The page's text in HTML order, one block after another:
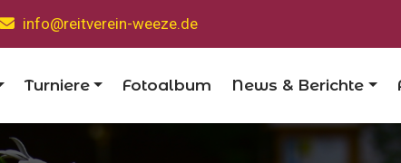
info@reitverein-weeze.de
Turniere Fotoalbum News & Berichte